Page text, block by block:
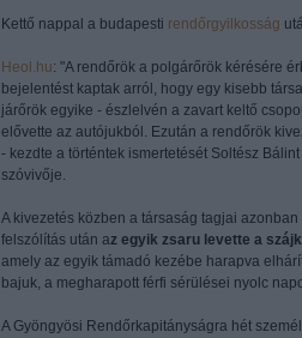
Kettő nappal a budapesti rendőrgyilkosság
Heol.hu: "A rendőrök a polgárőrök kérésére
bejelentést kaptak arról, hogy egy kisebb
járőrök egyike - észlelvén a zavart keltő
elővette az autójukból. Ezután a rendőrök
- kezdte a történtek ismertetését Soltész
szóvivője.
A kivezetés közben a társaság tagjai
felszólítás után az egyik zsaru levette a
amely az egyik támadó kezébe harapva
bajuk, a megharapott férfi sérülései nyolc
A Gyöngyösi Rendőrkapitányságra hét